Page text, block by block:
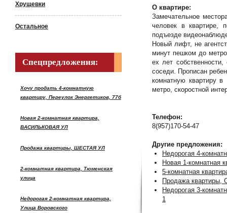
Хрущевки
Остальное
Спецпредложения:
Хочу продать 4-комнатную
квартиру, Переулок Энергетиков, 77б
Новая 2-комнатная квартира,
ВАСИЛЬКОВАЯ УЛ
Продажа квартиры, ШЕСТАЯ УЛ
2-комнатная квартира, Тюменская
улица
Недорогая 2-комнатная квартира,
Улица Воровского
О квартире:
Замечательное
человек в квартире,
подъезде
Новый лифт, не
минут пешком до
ех лет
соседи. Прописан
комнатную квартиру
метро, скоростной
Телефон:
8(957)170-54-47
Другие предложения:
Недорогая 4-
Новая 1-комнатная
5-комнатная
Продажа
Недорогая 3-
1